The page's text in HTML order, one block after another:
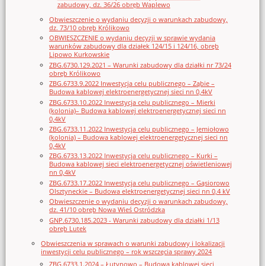
zabudowy, dz. 36/26 obręb Waplewo
Obwieszczenie o wydaniu decyzji o warunkach zabudowy,
dz. 73/10 obręb Królikowo
OBWIESZCZENIE o wydaniu decyzji w sprawie wydania
warunków zabudowy dla działek 124/15 i 124/16, obręb
Lipowo Kurkowskie
ZBG.6730.129.2021 – Warunki zabudowy dla działki nr 73/24
obręb Królikowo
ZBG.6733.9.2022 Inwestycja celu publicznego – Ząbie –
Budowa kablowej elektroenergetycznej sieci nn 0,4kV
ZBG.6733.10.2022 Inwestycja celu publicznego – Mierki
(kolonia)– Budowa kablowej elektroenergetycznej sieci nn
0,4kV
ZBG.6733.11.2022 Inwestycja celu publicznego – Jemiołowo
(kolonia) – Budowa kablowej elektroenergetycznej sieci nn
0,4kV
ZBG.6733.13.2022 Inwestycja celu publicznego – Kurki –
Budowa kablowej sieci elektroenergetycznej oświetleniowej
nn 0,4kV
ZBG.6733.17.2022 Inwestycja celu publicznego – Gąsiorowo
Olsztyneckie – Budowa elektroenergetycznej sieci nn 0,4 kV
Obwieszczenie o wydaniu decyzji o warunkach zabudowy,
dz. 41/10 obręb Nowa Wieś Ostródzka
GNP.6730.185.2023 - Warunki zabudowy dla działki 1/13
obręb Lutek
Obwieszczenia w sprawach o warunki zabudowy i lokalizacji
inwestycji celu publicznego – rok wszczęcia sprawy 2024
ZBG.6733.1.2024 – Łutynowo – Budowa kablowej sieci